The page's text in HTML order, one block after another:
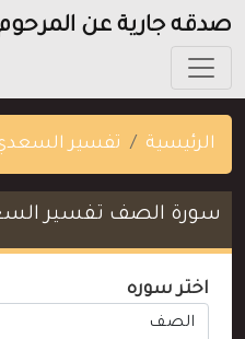
صدقه جارية عن
الرئيسية تفسير
سورة الصف تفسير
اختر سوره